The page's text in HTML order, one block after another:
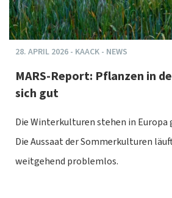
28. APRIL 2026 - KAACK - NEWS
MARS-Report: Pflanzen in
sich gut
Die Winterkulturen stehen in Europa
Die Aussaat der Sommerkulturen
weitgehend problemlos.